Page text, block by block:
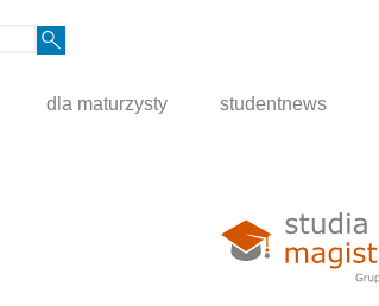
dla maturzysty studentnews